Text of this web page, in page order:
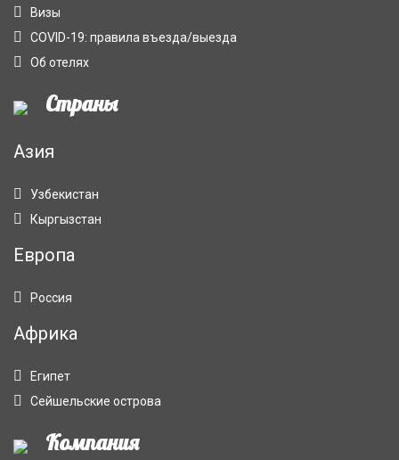
Визы
COVID-19: правила въезда/выезда
Об отелях
Страны
Азия
Узбекистан
Кыргызстан
Европа
Россия
Африка
Египет
Сейшельские острова
Компания